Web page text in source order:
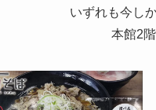
いずれも今し
本館2